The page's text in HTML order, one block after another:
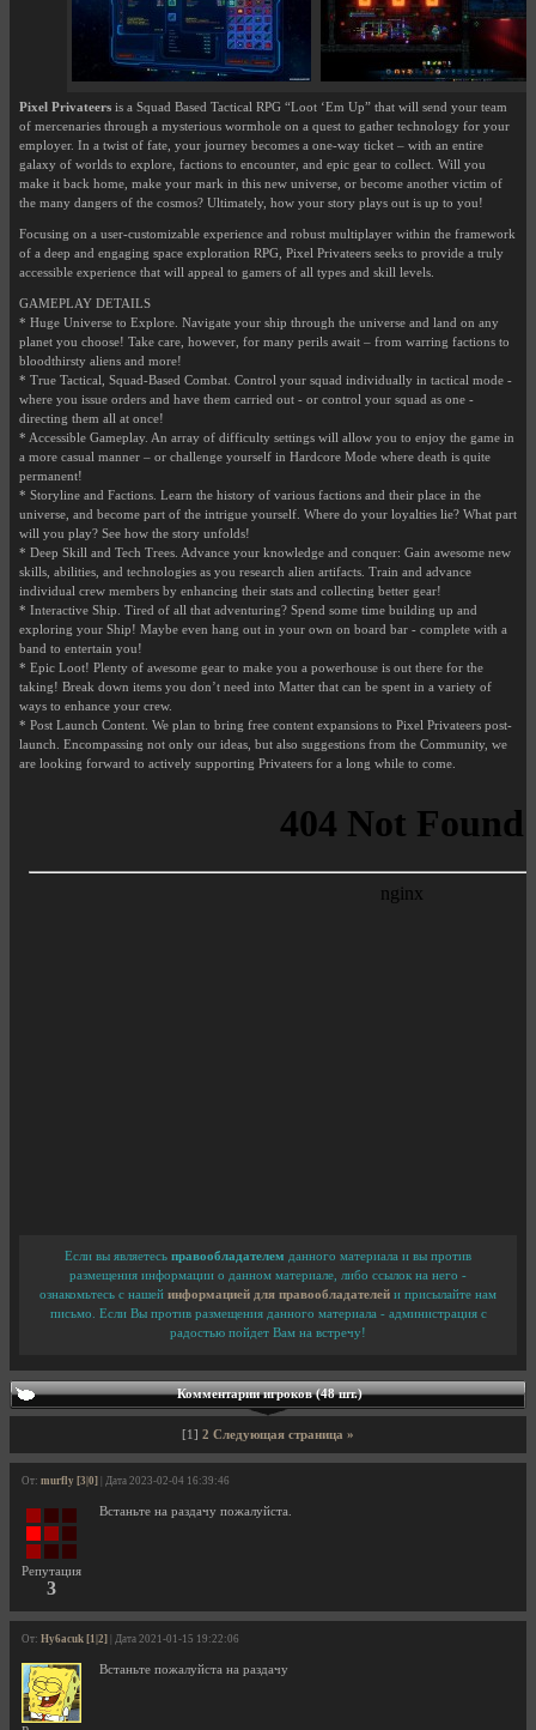
Pixel Privateers is a Squad Based Tactical RPG “Loot ‘Em Up” that will send your team
of mercenaries through a mysterious wormhole on a quest to gather technology for your
employer. In a twist of fate, your journey becomes a one-way ticket – with an entire
galaxy of worlds to explore, factions to encounter, and epic gear to collect. Will you
make it back home, make your mark in this new universe, or become another victim of
the many dangers of the cosmos? Ultimately, how your story plays out is up to you!
Focusing on a user-customizable experience and robust multiplayer within the framework
of a deep and engaging space exploration RPG, Pixel Privateers seeks to provide a truly
accessible experience that will appeal to gamers of all types and skill levels.
GAMEPLAY DETAILS
* Huge Universe to Explore. Navigate your ship through the universe and land on any
planet you choose! Take care, however, for many perils await – from warring factions to
bloodthirsty aliens and more!
* True Tactical, Squad-Based Combat. Control your squad individually in tactical mode -
where you issue orders and have them carried out - or control your squad as one -
directing them all at once!
* Accessible Gameplay. An array of difficulty settings will allow you to enjoy the game in
a more casual manner – or challenge yourself in Hardcore Mode where death is quite
permanent!
* Storyline and Factions. Learn the history of various factions and their place in the
universe, and become part of the intrigue yourself. Where do your loyalties lie? What part
will you play? See how the story unfolds!
* Deep Skill and Tech Trees. Advance your knowledge and conquer: Gain awesome new
skills, abilities, and technologies as you research alien artifacts. Train and advance
individual crew members by enhancing their stats and collecting better gear!
* Interactive Ship. Tired of all that adventuring? Spend some time building up and
exploring your Ship! Maybe even hang out in your own on board bar - complete with a
band to entertain you!
* Epic Loot! Plenty of awesome gear to make you a powerhouse is out there for the
taking! Break down items you don’t need into Matter that can be spent in a variety of
ways to enhance your crew.
* Post Launch Content. We plan to bring free content expansions to Pixel Privateers post-
launch. Encompassing not only our ideas, but also suggestions from the Community, we
are looking forward to actively supporting Privateers for a long while to come.
Если вы являетесь правообладателем данного материала и вы против
размещения информации о данном материале, либо ссылок на него -
ознакомьтесь с нашей информацией для правообладателей и присылайте нам
письмо. Если Вы против размещения данного материала - администрация с
радостью пойдет Вам на встречу!
Комментарии игроков (48 шт.)
[1] 2 Следующая страница »
От: murfly [3|0] | Дата 2023-02-04 16:39:46
Репутация
3
Встаньте на раздачу пожалуйста.
От: Hy6acuk [1|2] | Дата 2021-01-15 19:22:06
Встаньте пожалуйста на раздачу